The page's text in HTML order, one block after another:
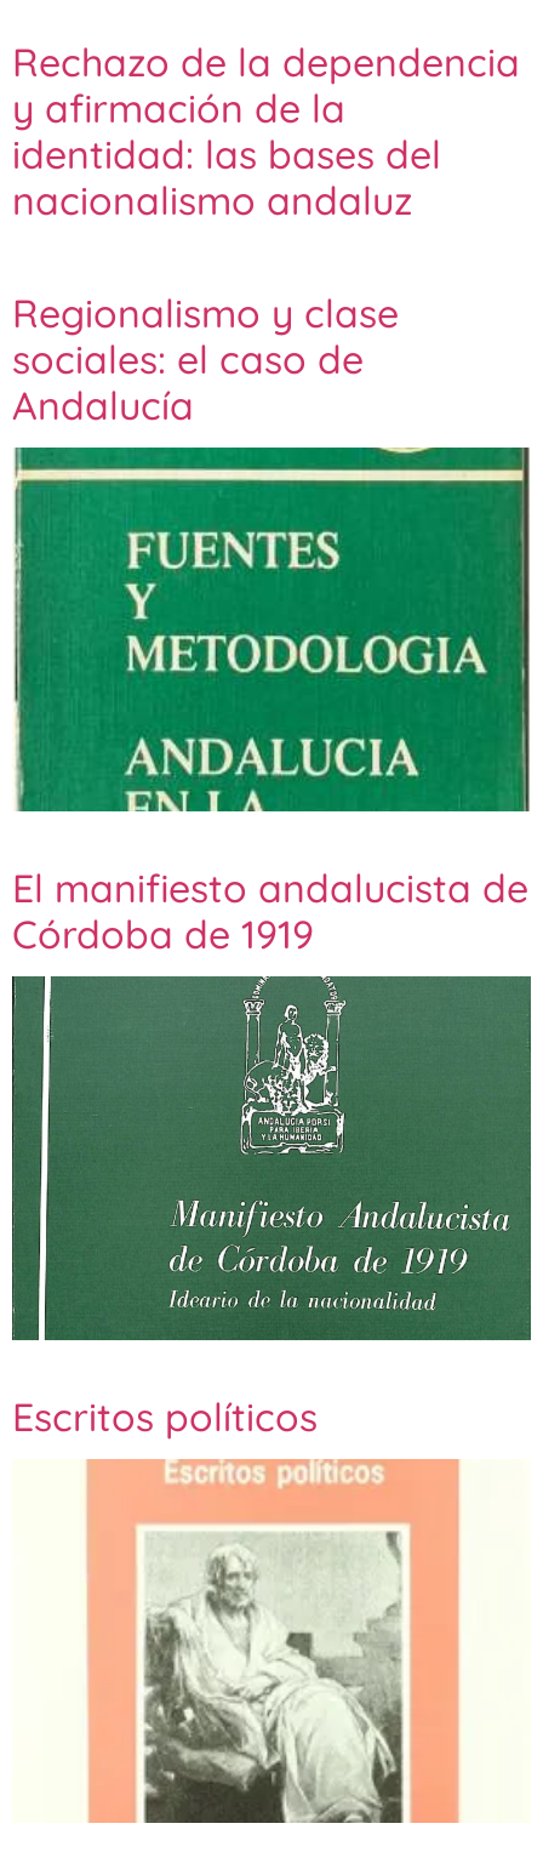
Rechazo de la dependencia
y afirmación de la
identidad: las bases del
nacionalismo andaluz
Regionalismo y clase
sociales: el caso de
Andalucía
El manifiesto andalucista de
Córdoba de 1919
Escritos políticos